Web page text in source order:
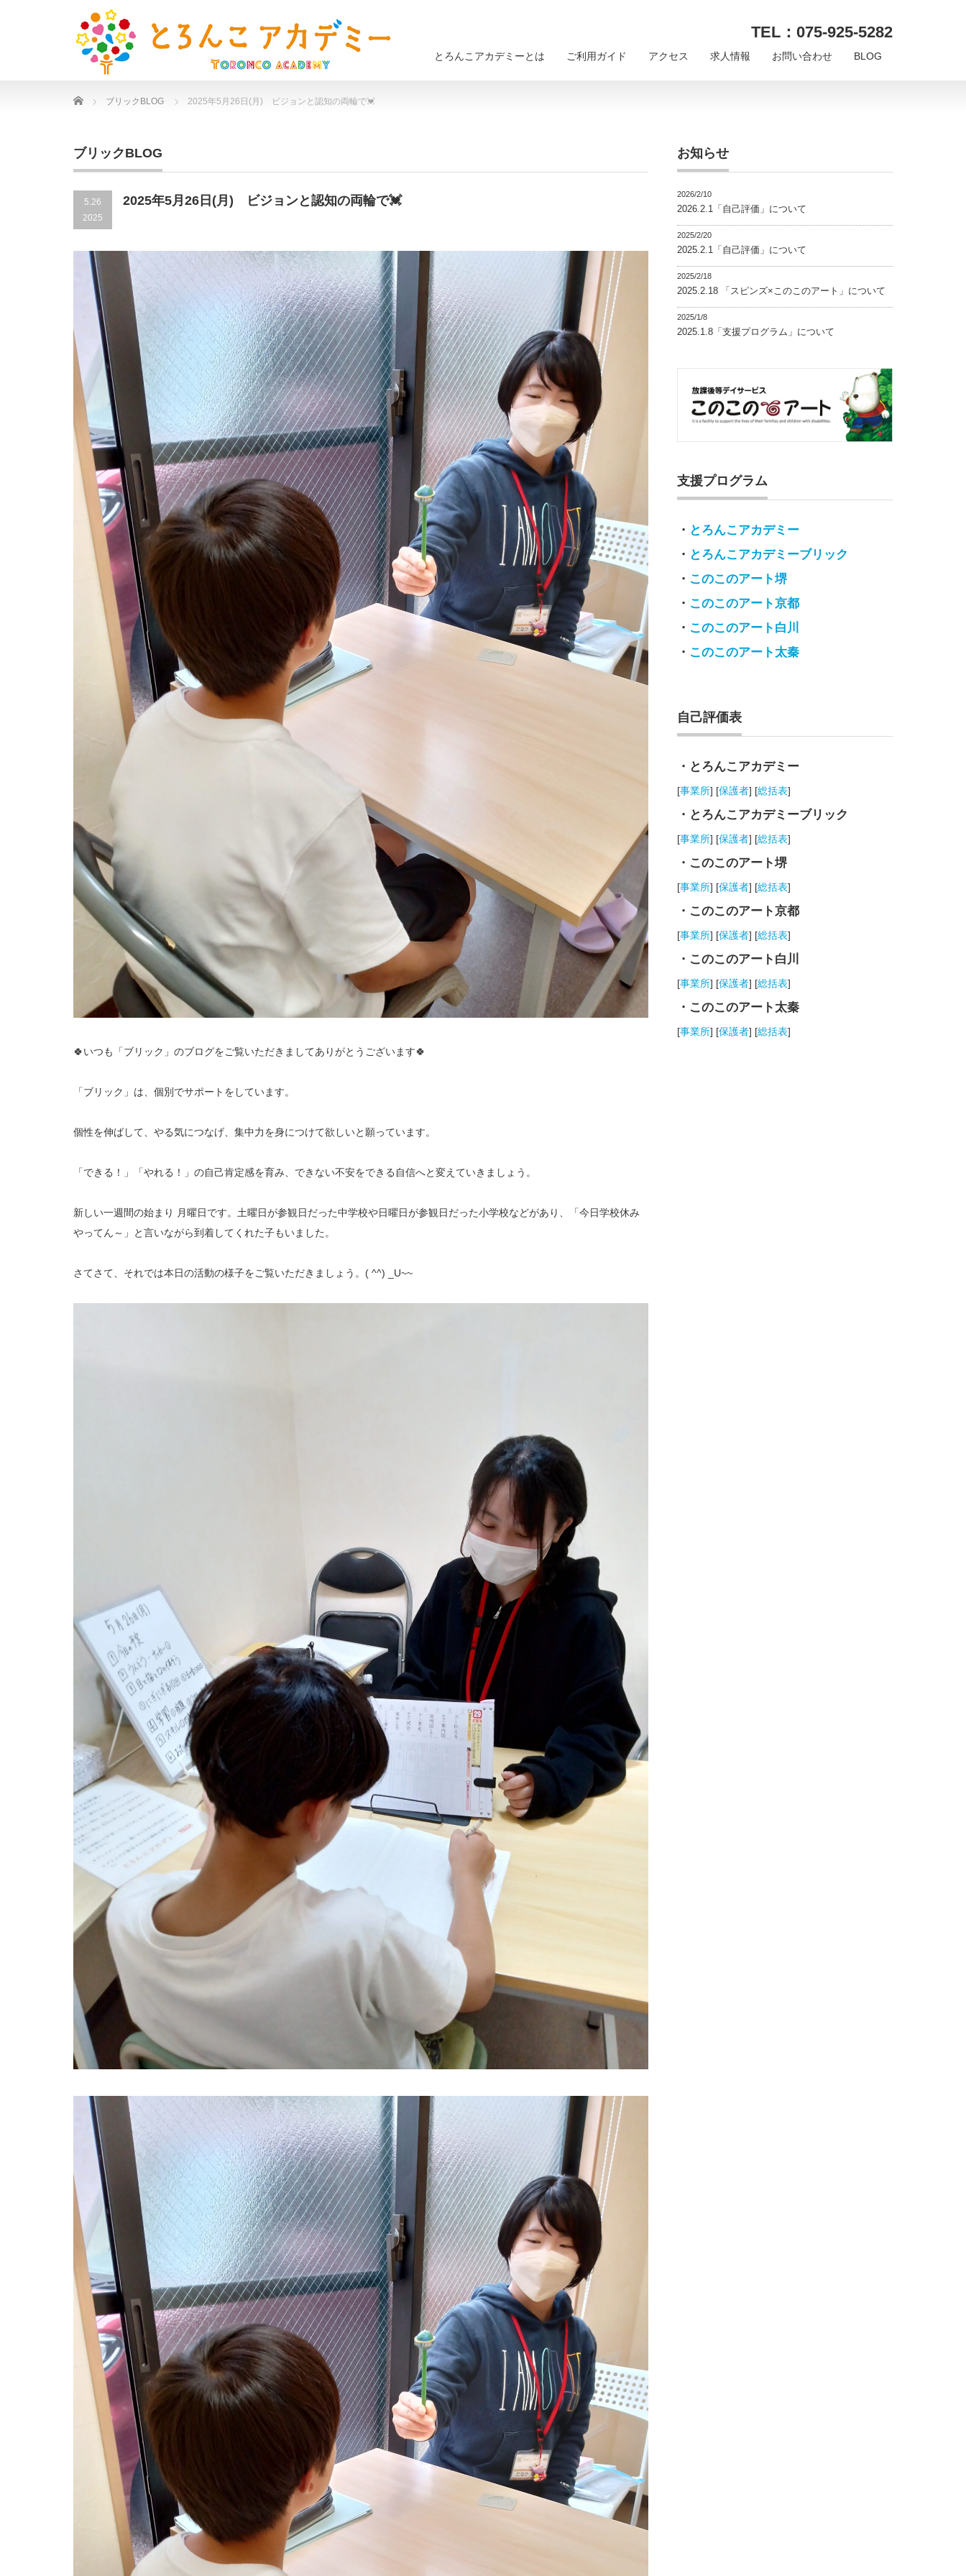
TEL：075-925-5282
とろんこアカデミーとは ご利用ガイド アクセス 求人情報 お問い合わせ BLOG
Home ブリックBLOG 2025年5月26日(月) ビジョンと認知の両輪で💓
ブリックBLOG
5.26
2025
2025年5月26日(月) ビジョンと認知の両輪で💓
🍀いつも「ブリック」のブログをご覧いただきましてありがとうございます🍀
「ブリック」は、個別でサポートをしています。
個性を伸ばして、やる気につなげ、集中力を身につけて欲しいと願っています。
「できる！」「やれる！」の自己肯定感を育み、できない不安をできる自信へと変えていきましょう。
新しい一週間の始まり 月曜日です。土曜日が参観日だった中学校や日曜日が参観日だった小学校などがあり、「今日学校休み
やってん～」と言いながら到着してくれた子もいました。
さてさて、それでは本日の活動の様子をご覧いただきましょう。( ^^) _U~~
お知らせ
2026/2/10
2026.2.1「自己評価」について
2025/2/20
2025.2.1「自己評価」について
2025/2/18
2025.2.18 「スピンズ×このこのアート」について
2025/1/8
2025.1.8「支援プログラム」について
支援プログラム
・ とろんこアカデミー
・ とろんこアカデミーブリック
・ このこのアート堺
・ このこのアート京都
・ このこのアート白川
・ このこのアート太秦
自己評価表
・とろんこアカデミー
[事業所] [保護者] [総括表]
・とろんこアカデミーブリック
[事業所] [保護者] [総括表]
・このこのアート堺
[事業所] [保護者] [総括表]
・このこのアート京都
[事業所] [保護者] [総括表]
・このこのアート白川
[事業所] [保護者] [総括表]
・このこのアート太秦
[事業所] [保護者] [総括表]